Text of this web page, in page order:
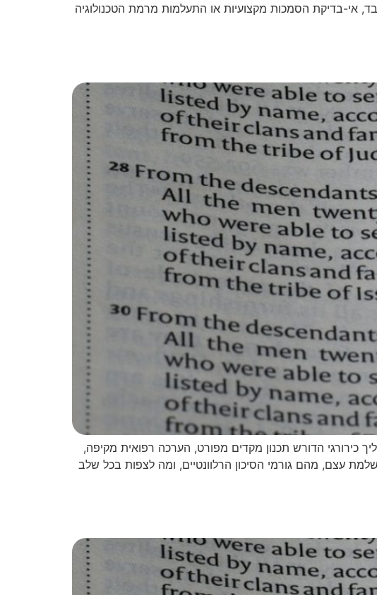
אי-בדיקת הסמכות מקצועיות או התעלמות מרמת הטכנולוגיה
היא הליך כירורגי הדורש תכנון מקדים מפורט, הערכה רפואית מקיפה,
עצם, מהם גורמי הסיכון הרלוונטיים, ומה לצפות בכל שלב